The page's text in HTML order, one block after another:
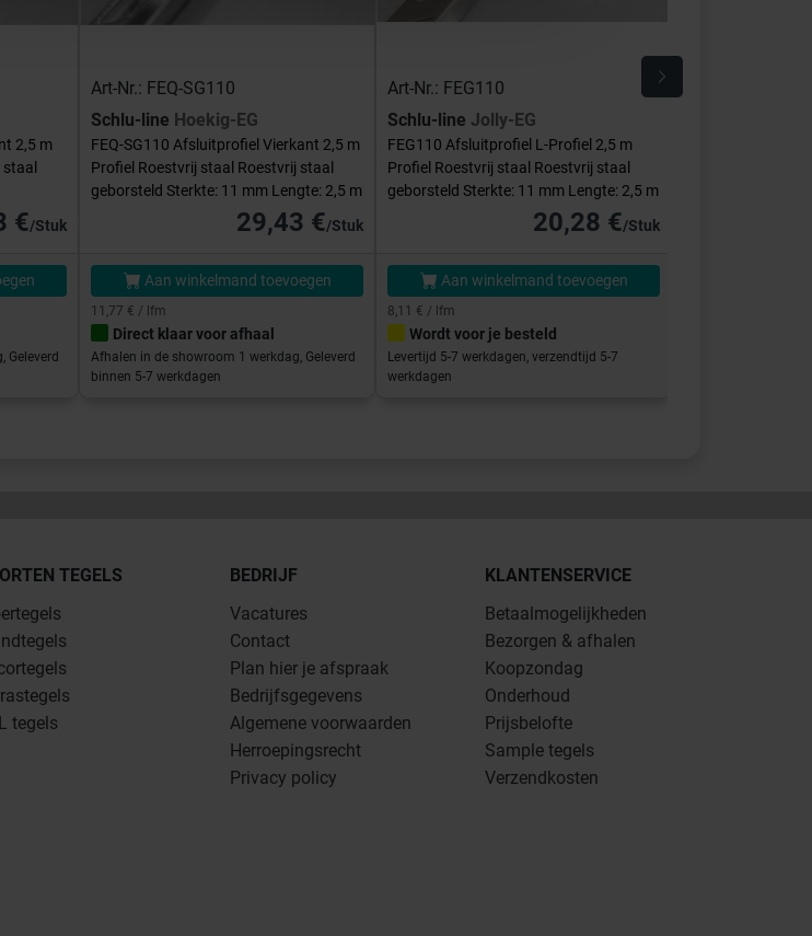
2,5 m
€/Stuk
Geleverd
Art-Nr.: FEQ-SG110
Schlu-line Hoekig-EG
FEQ-SG110 Afsluitprofiel Vierkant 2,5 m
Profiel Roestvrij staal Roestvrij staal
geborsteld Sterkte: 11 mm Lengte: 2,5 m
29,43 €/Stuk
Aan winkelmand toevoegen
11,77 € / lfm
Direct klaar voor afhaal
Afhalen in de showroom 1 werkdag, Geleverd
binnen 5-7 werkdagen
Art-Nr.: FEG110
Schlu-line Jolly-EG
FEG110 Afsluitprofiel L-Profiel 2,5 m
Profiel Roestvrij staal Roestvrij staal
geborsteld Sterkte: 11 mm Lengte: 2,5 m
20,28 €/Stuk
Aan winkelmand toevoegen
8,11 € / lfm
Wordt voor je besteld
Levertijd 5-7 werkdagen, verzendtijd 5-7
werkdagen
TEGELS
tegels
BEDRIJF
Vacatures
Contact
Plan hier je afspraak
Bedrijfsgegevens
Algemene voorwaarden
Herroepingsrecht
Privacy policy
KLANTENSERVICE
Betaalmogelijkheden
Bezorgen & afhalen
Koopzondag
Onderhoud
Prijsbelofte
Sample tegels
Verzendkosten